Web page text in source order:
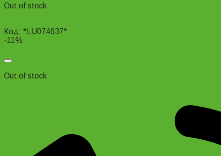
Out of stock
Код: *LU074637*
-11%
Out of stock